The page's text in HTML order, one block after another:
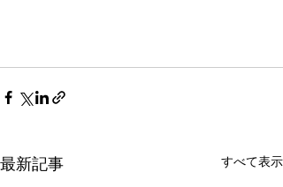
最新記事 すべて表示